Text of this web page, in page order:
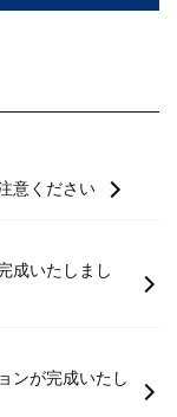
意ください
成いたしまし
ンが完成いたし